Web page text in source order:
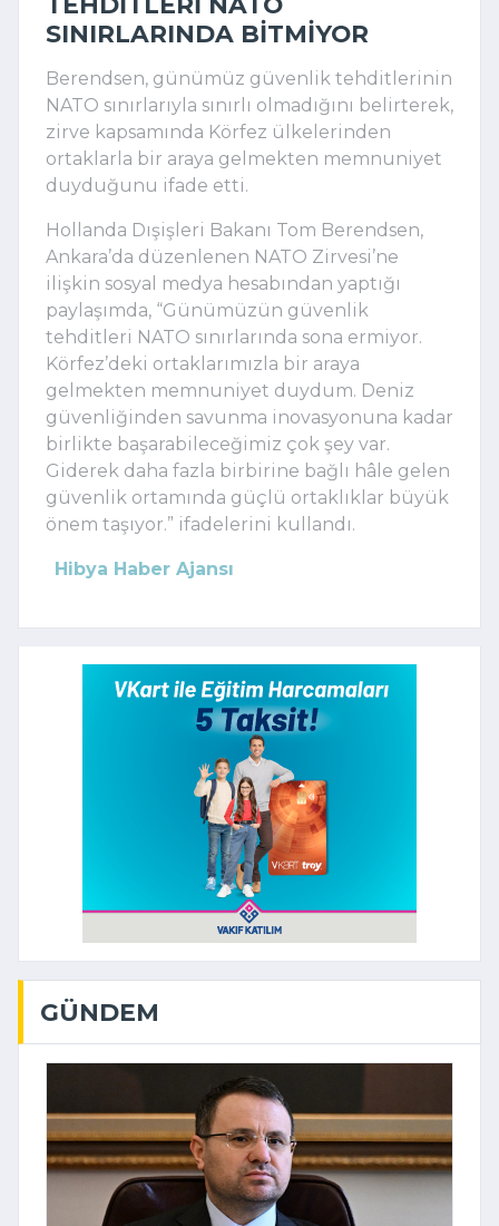
SINIRLARINDA BITMIYOR
Berendsen, günümüz güvenlik tehditlerinin
NATO sınırlarıyla sınırlı olmadığını belirterek,
zirve kapsamında Körfez ülkelerinden
ortaklarla bir araya gelmekten memnuniyet
duyduğunu ifade etti.
Hollanda Dışişleri Bakanı Tom Berendsen,
Ankara’da düzenlenen NATO Zirvesi’ne
ilişkin sosyal medya hesabından yaptığı
paylaşımda, “Günümüzün güvenlik
tehditleri NATO sınırlarında sona ermiyor.
Körfez’deki ortaklarımızla bir araya
gelmekten memnuniyet duydum. Deniz
güvenliğinden savunma inovasyonuna kadar
birlikte başarabileceğimiz çok şey var.
Giderek daha fazla birbirine bağlı hâle gelen
güvenlik ortamında güçlü ortaklıklar büyük
önem taşıyor.” ifadelerini kullandı.
Hibya Haber Ajansı
GÜNDEM